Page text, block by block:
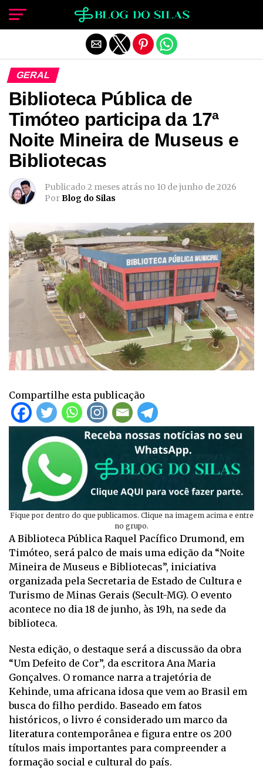
GERAL
Biblioteca Pública de
Timóteo participa da 17ª
Noite Mineira de Museus e
Bibliotecas
Publicado 2 meses atrás no 10 de junho de 2026
PorBlog do Silas
Compartilhe esta publicação
Fique por dentro do que publicamos. Clique na imagem acima e entre
no grupo.
A Biblioteca Pública Raquel Pacífico Drumond, em
Timóteo, será palco de mais uma edição da “Noite
Mineira de Museus e Bibliotecas”, iniciativa
organizada pela Secretaria de Estado de Cultura e
Turismo de Minas Gerais (Secult-MG). O evento
acontece no dia 18 de junho, às 19h, na sede da
biblioteca.
Nesta edição, o destaque será a discussão da obra
“Um Defeito de Cor”, da escritora Ana Maria
Gonçalves. O romance narra a trajetória de
Kehinde, uma africana idosa que vem ao Brasil em
busca do filho perdido. Baseado em fatos
históricos, o livro é considerado um marco da
literatura contemporânea e figura entre os 200
títulos mais importantes para compreender a
formação social e cultural do país.
Sair da versão mobile